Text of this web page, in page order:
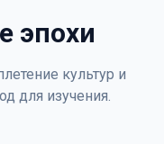
эпохи
культур и
для изучения.